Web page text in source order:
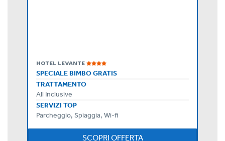
HOTEL LEVANTE
SPECIALE BIMBO GRATIS
TRATTAMENTO
All Inclusive
SERVIZI TOP
Parcheggio, Spiaggia, Wi-fi
SCOPRI OFFERTA